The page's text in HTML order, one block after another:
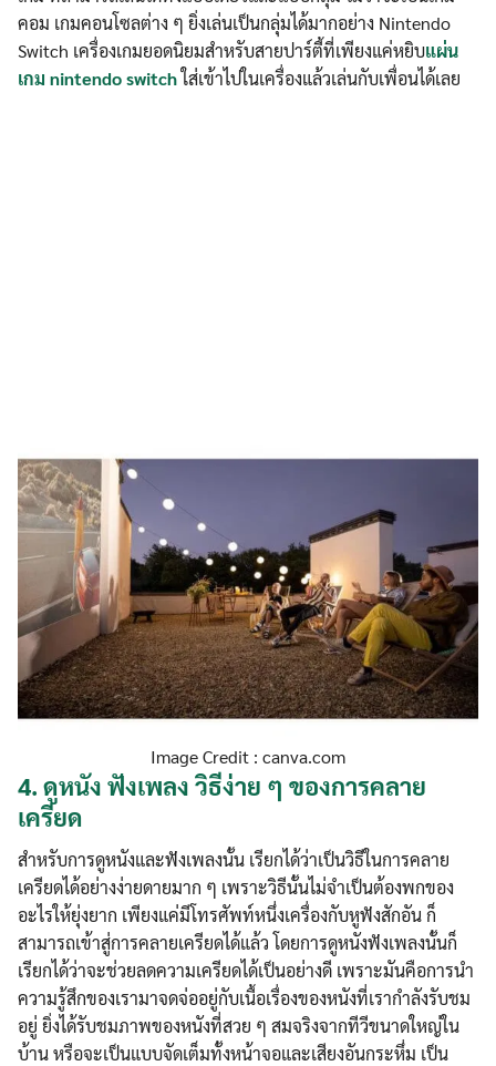
คอม เกมคอนโซลต่าง ๆ ยิ่งเล่นเป็นกลุ่มได้มากอย่าง Nintendo
Switch เครื่องเกมยอดนิยมสำหรับสายปาร์ตี้ที่เพียงแค่หยิบแผ่น
เกม nintendo switchใส่เข้าไปในเครื่องแล้วเล่นกับเพื่อนได้เลย
Image Credit : canva.com
4. ดูหนัง ฟังเพลง วิธีง่าย ๆ ของการคลาย
เครียด
สำหรับการดูหนังและฟังเพลงนั้น เรียกได้ว่าเป็นวิธีในการคลาย
เครียดได้อย่างง่ายดายมาก ๆ เพราะวิธีนั้นไม่จำเป็นต้องพกของ
อะไรให้ยุ่งยาก เพียงแค่มีโทรศัพท์หนึ่งเครื่องกับหูฟังสักอัน ก็
สามารถเข้าสู่การคลายเครียดได้แล้ว โดยการดูหนังฟังเพลงนั้นก็
เรียกได้ว่าจะช่วยลดความเครียดได้เป็นอย่างดี เพราะมันคือการนำ
ความรู้สึกของเรามาจดจ่ออยู่กับเนื้อเรื่องของหนังที่เรากำลังรับชม
อยู่ ยิ่งได้รับชมภาพของหนังที่สวย ๆ สมจริงจากทีวีขนาดใหญ่ใน
บ้าน หรือจะเป็นแบบจัดเต็มทั้งหน้าจอและเสียงอันกระหึ่ม เป็น